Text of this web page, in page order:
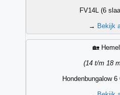
FV14L (6
→ Bekijk
🏡
(14 t/m 18
Hondenbungalow 6